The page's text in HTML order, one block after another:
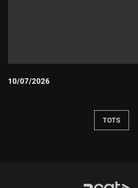
10/07/2026
TOTS